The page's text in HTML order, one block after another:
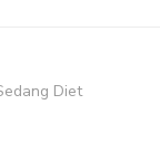
Diet